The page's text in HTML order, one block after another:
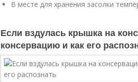
В месте для хранения засолки
Если вздулась крышка на
консервацию и как его